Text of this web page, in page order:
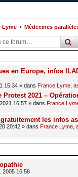
Lyme Médecines
en Europe, infos
15:34 » dans France Lyme,
2021 –
16:57 » dans France
les infos
20:42 » dans France Lyme,
2005 16:58